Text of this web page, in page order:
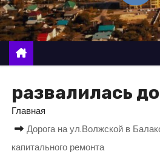
о
м
у
развалилась
Главная
Дорога на ул.Волжской в
капитального ремонта